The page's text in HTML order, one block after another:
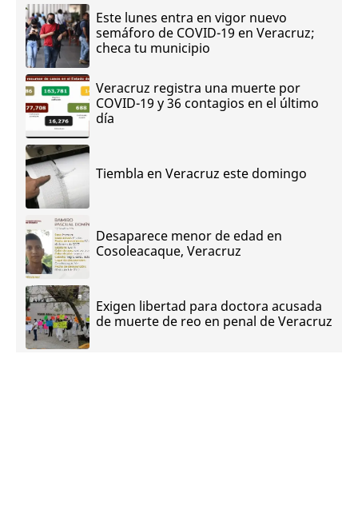
Este lunes entra en vigor nuevo
semáforo de COVID-19 en Veracruz;
checa tu municipio
Veracruz registra una muerte por
COVID-19 y 36 contagios en el último
día
Tiembla en Veracruz este domingo
Desaparece menor de edad en
Cosoleacaque, Veracruz
Exigen libertad para doctora acusada
de muerte de reo en penal de Veracruz